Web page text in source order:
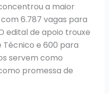
a maior
6.787 vagas para
edital de apoio trouxe
Técnico e 600 para
servem como
promessa de